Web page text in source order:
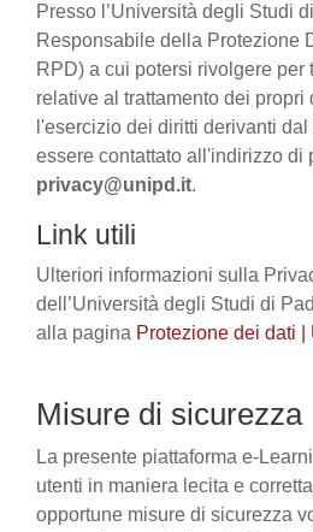
Presso l’Università degli Studi
Responsabile della Protezione
RPD) a cui potersi rivolgere per
relative al trattamento dei propri
l'esercizio dei diritti derivanti
essere contattato all'indirizzo di
privacy@unipd.it.
Link utili
Ulteriori informazioni sulla
dell’Università degli Studi di
alla pagina Protezione dei dati
Misure di sicurezza
La presente piattaforma e-
utenti in maniera lecita e
opportune misure di sicurezza